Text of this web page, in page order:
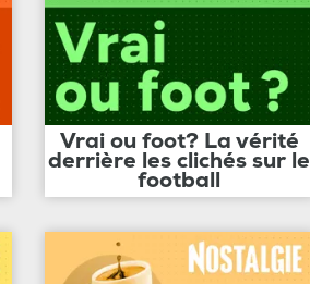
Vrai ou foot? La vérité
derrière les clichés sur le
football